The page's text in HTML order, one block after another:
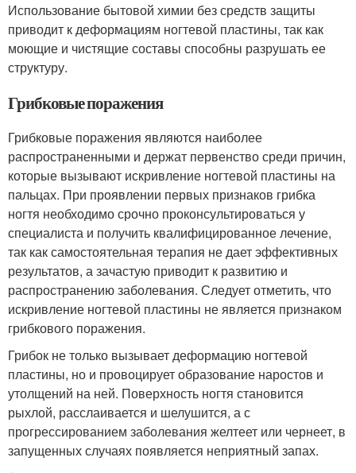
Использование бытовой химии без средств защиты
приводит к деформациям ногтевой пластины, так как
моющие и чистящие составы способны разрушать ее
структуру.
Грибковые поражения
Грибковые поражения являются наиболее
распространенными и держат первенство среди причин,
которые вызывают искривление ногтевой пластины на
пальцах. При проявлении первых признаков грибка
ногтя необходимо срочно проконсультироваться у
специалиста и получить квалифицированное лечение,
так как самостоятельная терапия не дает эффективных
результатов, а зачастую приводит к развитию и
распространению заболевания. Следует отметить, что
искривление ногтевой пластины не является признаком
грибкового поражения.
Грибок не только вызывает деформацию ногтевой
пластины, но и провоцирует образование наростов и
утолщений на ней. Поверхность ногтя становится
рыхлой, расслаивается и шелушится, а с
прогрессированием заболевания желтеет или чернеет, в
запущенных случаях появляется неприятный запах.